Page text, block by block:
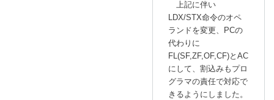
上記に伴い
LDX/STX命令のオペ
ランドを変更、PCの
代わりに
FL(SF,ZF,OF,CF)とAC
にして、割込みもプロ
グラマの責任で対応で
きるようにしました。